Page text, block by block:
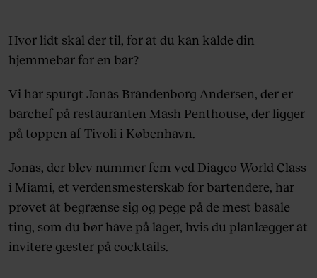
Hvor lidt skal der til, for at du kan kalde din
hjemmebar for en bar?
Vi har spurgt Jonas Brandenborg Andersen, der er
barchef på restauranten Mash Penthouse, der ligger
på toppen af Tivoli i København.
Jonas, der blev nummer fem ved Diageo World Class
i Miami, et verdensmesterskab for bartendere, har
prøvet at begrænse sig og pege på de mest basale
ting, som du bør have på lager, hvis du planlægger at
invitere gæster på cocktails.